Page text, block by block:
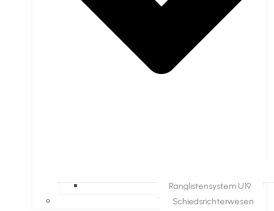
Ranglistensystem U19
Schiedsrichterwesen